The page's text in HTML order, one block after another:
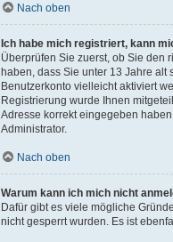
Nach oben
Ich habe mich registriert, kann
Überprüfen Sie zuerst, ob Sie den
haben, dass Sie unter 13 Jahre alt
Benutzerkonto vielleicht aktiviert
Registrierung wurde Ihnen
Adresse korrekt eingegeben
Administrator.
Nach oben
Warum kann ich mich nicht
Dafür gibt es viele mögliche
nicht gesperrt wurden. Es ist